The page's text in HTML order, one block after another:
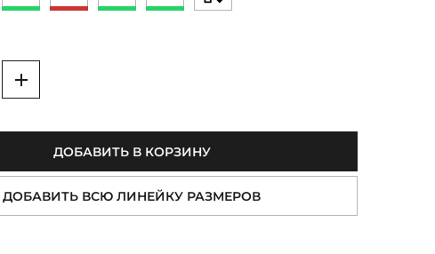
Увеличить
ДОБАВИТЬ В КОРЗИНУ
ДОБАВИТЬ ВСЮ ЛИНЕЙКУ РАЗМЕРОВ